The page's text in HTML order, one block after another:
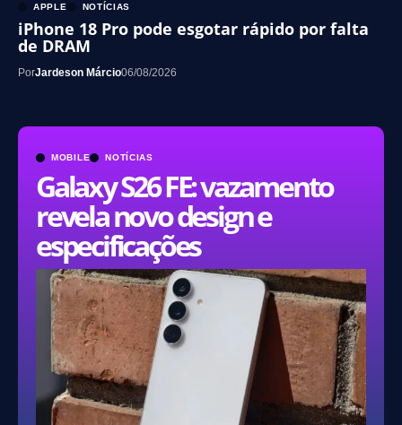
MOBILE NOTÍCIAS
Galaxy S26 FE: vazamento
revela novo design e
especificações
APPLE NOTÍCIAS
iPhone 18 Pro pode esgotar rápido por falta
de DRAM
PorJardeson Márcio06/08/2026